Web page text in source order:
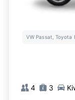
VW Passat, Toyota
4 3